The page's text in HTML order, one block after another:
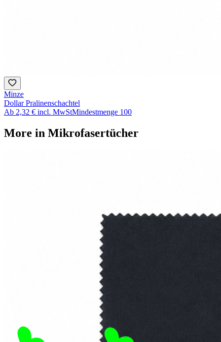
Minze
Dollar Pralinenschachtel
Ab 2,32 € incl. MwStMindestmenge 100
More in Mikrofasertücher